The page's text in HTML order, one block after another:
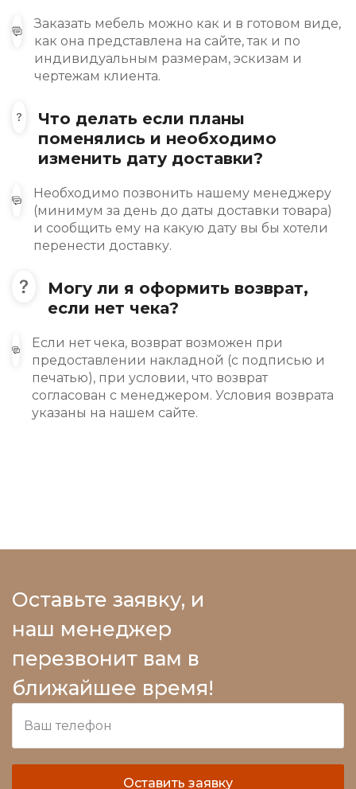
Заказать мебель можно как и в готовом виде,
как она представлена на сайте, так и по
индивидуальным размерам, эскизам и
чертежам клиента.
Что делать если планы
поменялись и необходимо
изменить дату доставки?
Необходимо позвонить нашему менеджеру
(минимум за день до даты доставки товара)
и сообщить ему на какую дату вы бы хотели
перенести доставку.
Могу ли я оформить возврат,
если нет чека?
Если нет чека, возврат возможен при
предоставлении накладной (с подписью и
печатью), при условии, что возврат
согласован с менеджером. Условия возврата
указаны на нашем сайте.
Оставьте заявку, и
наш менеджер
перезвонит вам в
ближайшее время!
Оставить заявку